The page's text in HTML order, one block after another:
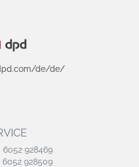
de/de/
6052 928469
6052 928509